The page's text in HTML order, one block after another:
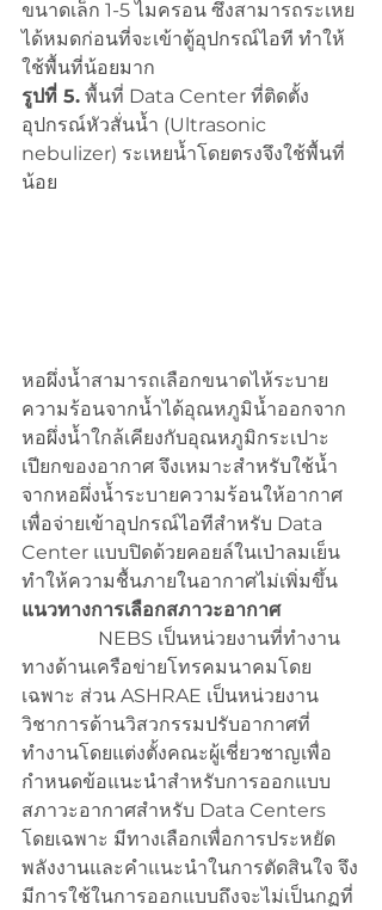
ขนาดเล็ก 1-5 ไมครอน ซึ่งสามารถระเหย
ได้หมดก่อนที่จะเข้าตู้อุปกรณ์ไอที ทำให้
ใช้พื้นที่น้อยมาก
รูปที่ 5. พื้นที่ Data Center ที่ติดตั้ง
อุปกรณ์หัวสั่นน้ำ (Ultrasonic
nebulizer) ระเหยน้ำโดยตรงจึงใช้พื้นที่
น้อย
หอผึ่งน้ำสามารถเลือกขนาดไห้ระบาย
ความร้อนจากน้ำได้อุณหภูมิน้ำออกจาก
หอผึ่งน้ำใกล้เคียงกับอุณหภูมิกระเปาะ
เปียกของอากาศ จึงเหมาะสำหรับใช้น้ำ
จากหอผึ่งน้ำระบายความร้อนให้อากาศ
เพื่อจ่ายเข้าอุปกรณ์ไอทีสำหรับ Data
Center แบบปิดด้วยคอยล์ในเป่าลมเย็น
ทำให้ความชื้นภายในอากาศไม่เพิ่มขึ้น
แนวทางการเลือกสภาวะอากาศ
ทางด้านเครือข่ายโทรคมนาคมโดย
เฉพาะ ส่วน ASHRAE เป็นหน่วยงาน
วิชาการด้านวิสวกรรมปรับอากาศที่
ทำงานโดยแต่งตั้งคณะผู้เชี่ยวชาญเพื่อ
กำหนดข้อแนะนำสำหรับการออกแบบ
สภาวะอากาศสำหรับ Data Centers
โดยเฉพาะ มีทางเลือกเพื่อการประหยัด
พลังงานและคำแนะนำในการตัดสินใจ จึง
มีการใช้ในการออกแบบถึงจะไม่เป็นกฏที่